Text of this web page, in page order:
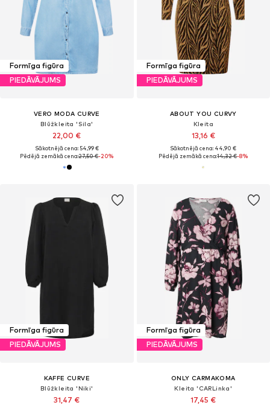
Formīga figūra
PIEDĀVĀJUMS
VERO MODA CURVE
Blūžkleita 'Sila'
22,00 €
Sākotnējā cena: 54,99 €
Pēdējā zemākā cena:27,50 €-20%
Formīga figūra
PIEDĀVĀJUMS
ABOUT YOU CURVY
Kleita
13,16 €
Sākotnējā cena: 44,90 €
Pēdējā zemākā cena:14,32 €-8%
Formīga figūra
PIEDĀVĀJUMS
KAFFE CURVE
Blūžkleita 'Niki'
31,47 €
Formīga figūra
PIEDĀVĀJUMS
ONLY CARMAKOMA
Kleita 'CARLinka'
17,45 €